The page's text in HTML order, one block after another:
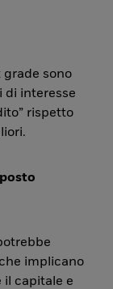
grade sono
di interesse
rispetto
implicano
il capitale e